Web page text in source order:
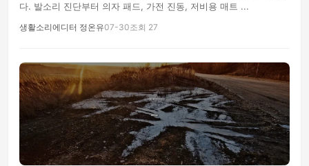
다. 발소리 진단부터 의자 패드, 가전 진동, 저비용 매트 ...
생활소리에디터 정온유07-30조회 27